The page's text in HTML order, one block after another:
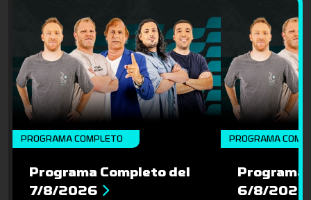
PROGRAMA COMPLETO
Programa Completo del
7/8/2026
PROGRAMA
Programa
6/8/2026